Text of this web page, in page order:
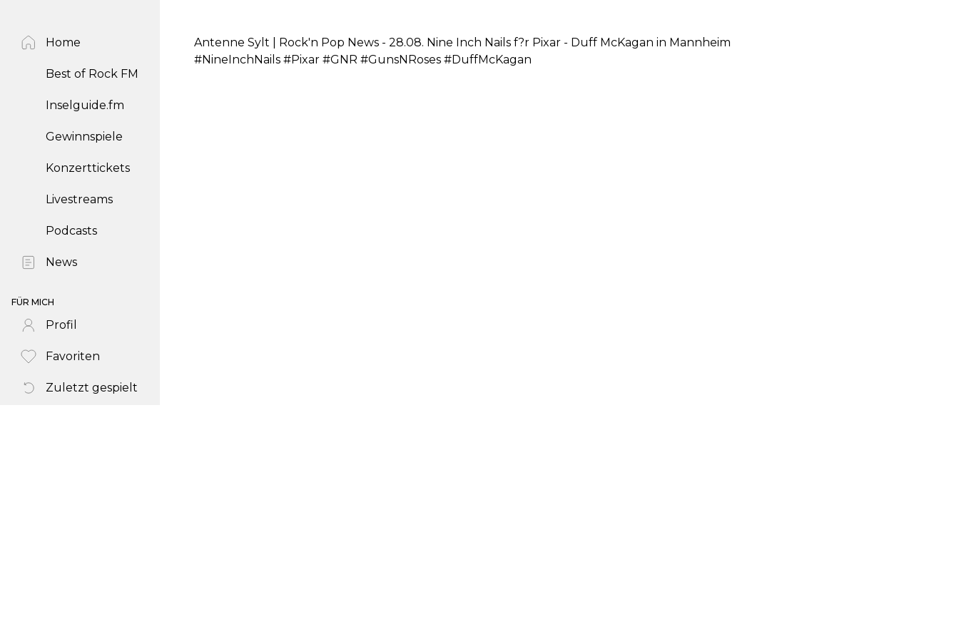
Home
Best of Rock FM
Inselguide.fm
Gewinnspiele
Konzerttickets
Livestreams
Podcasts
News
FÜR MICH
Profil
Favoriten
Zuletzt gespielt
Antenne Sylt | Rock'n Pop News - 28.08. Nine Inch Nails f?r Pixar - Duff McKagan in Mannheim
#NineInchNails #Pixar #GNR #GunsNRoses #DuffMcKagan